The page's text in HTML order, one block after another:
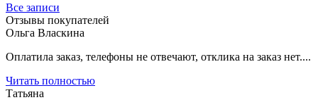
Все записи
Отзывы покупателей
Ольга Власкина
Оплатила заказ, телефоны не отвечают, отклика на заказ нет....
Читать полностью
Татьяна